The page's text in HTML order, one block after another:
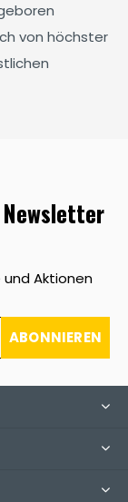
von höchster
Aktionen
ABONNIEREN